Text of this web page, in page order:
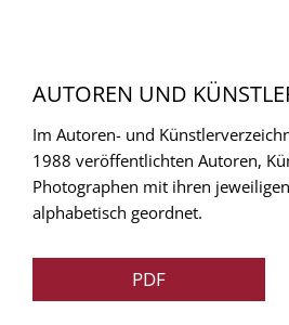
AUTOREN UND
Im Autoren- und
1988 veröffentlichten Autoren,
Photographen mit ihren
alphabetisch geordnet.
PDF